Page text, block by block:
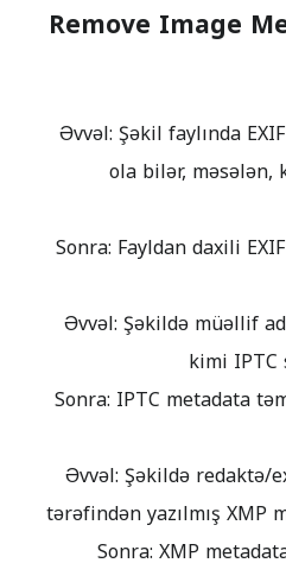
Remove Image
Əvvəl: Şəkil faylında
ola bilər, məsələn,
Sonra: Fayldan daxili
Əvvəl: Şəkildə müəllif
kimi
Sonra: IPTC metadata
Əvvəl: Şəkildə redaktə/
tərəfindən yazılmış XMP
Sonra: XMP